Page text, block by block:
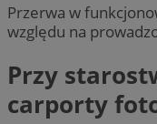
Przerwa w
względu na
Przy
carporty